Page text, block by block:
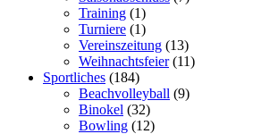
Training (1)
Turniere (1)
Vereinszeitung (13)
Weihnachtsfeier(11)
Sportliches (184)
Beachvolleyball (9)
Binokel (32)
Bowling (12)